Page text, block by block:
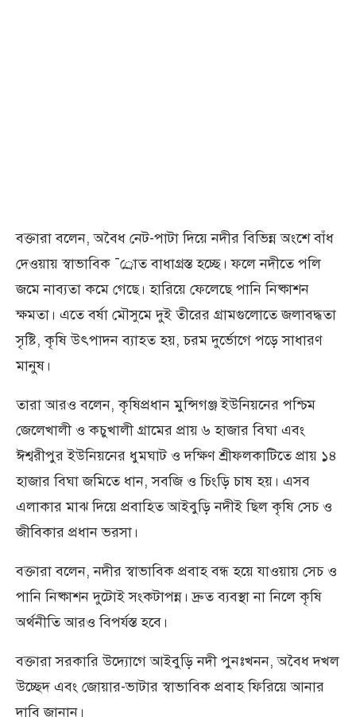
বক্তারা বলেন, অবৈধ নেট-পাটা দিয়ে নদীর বিভিন্ন অংশে বাঁধ
দেওয়ায় স্বাভাবিক ¯্রােত বাধাগ্রস্ত হচ্ছে। ফলে নদীতে পলি
জমে নাব্যতা কমে গেছে। হারিয়ে ফেলেছে পানি নিষ্কাশন
ক্ষমতা। এতে বর্ষা মৌসুমে দুই তীরের গ্রামগুলোতে জলাবদ্ধতা
সৃষ্টি, কৃষি উৎপাদন ব্যাহত হয়, চরম দুর্ভোগে পড়ে সাধারণ
মানুষ।
তারা আরও বলেন, কৃষিপ্রধান মুন্সিগঞ্জ ইউনিয়নের পশ্চিম
জেলেখালী ও কচুখালী গ্রামের প্রায় ৬ হাজার বিঘা এবং
ঈশ্বরীপুর ইউনিয়নের ধুমঘাট ও দক্ষিণ শ্রীফলকাটিতে প্রায় ১৪
হাজার বিঘা জমিতে ধান, সবজি ও চিংড়ি চাষ হয়। এসব
এলাকার মাঝ দিয়ে প্রবাহিত আইবুড়ি নদীই ছিল কৃষি সেচ ও
জীবিকার প্রধান ভরসা।
বক্তারা বলেন, নদীর স্বাভাবিক প্রবাহ বন্ধ হয়ে যাওয়ায় সেচ ও
পানি নিষ্কাশন দুটোই সংকটাপন্ন। দ্রুত ব্যবস্থা না নিলে কৃষি
অর্থনীতি আরও বিপর্যস্ত হবে।
বক্তারা সরকারি উদ্যোগে আইবুড়ি নদী পুনঃখনন, অবৈধ দখল
উচ্ছেদ এবং জোয়ার-ভাটার স্বাভাবিক প্রবাহ ফিরিয়ে আনার
দাবি জানান।